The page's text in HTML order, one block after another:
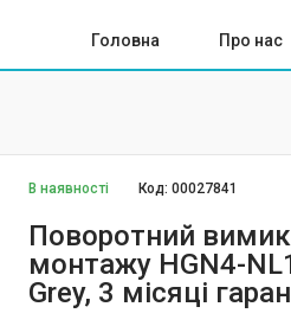
Головна Про нас
В наявності Код:00027841
Поворотний
монтажу HGN4-
Grey, 3 місяці